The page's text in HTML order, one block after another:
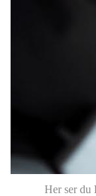
Her ser du